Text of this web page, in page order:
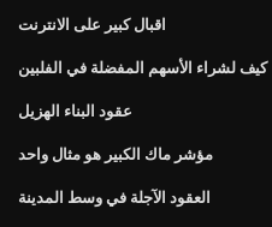
اقبال كبير على الانترنت
كيف لشراء الأسهم المفضلة في الفلبين
عقود البناء الهزيل
مؤشر ماك الكبير هو مثال واحد
العقود الآجلة في وسط المدينة